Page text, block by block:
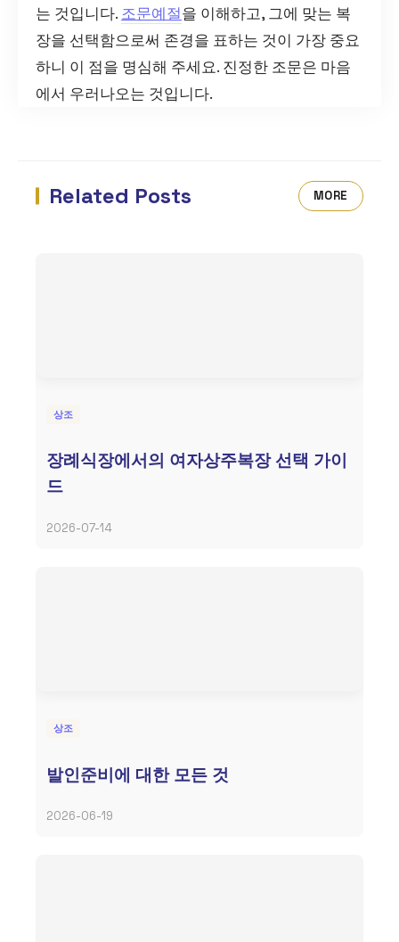
는 것입니다. 조문예절을 이해하고, 그에 맞는 복
장을 선택함으로써 존경을 표하는 것이 가장 중요
하니 이 점을 명심해 주세요. 진정한 조문은 마음
에서 우러나오는 것입니다.
Related Posts MORE
상조
장례식장에서의 여자상주복장 선택 가이
드
2026-07-14
상조
발인준비에 대한 모든 것
2026-06-19